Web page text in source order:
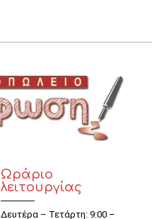
Ωράριο
λειτουργίας
Δευτέρα – Τετάρτη: 9:00 –